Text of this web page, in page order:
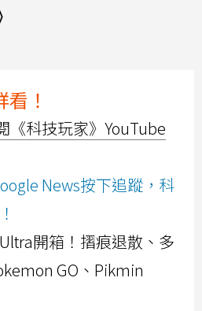
！
《科技玩家》YouTube
News按下追蹤，科
開箱！摺痕退散、多
GO、Pikmin